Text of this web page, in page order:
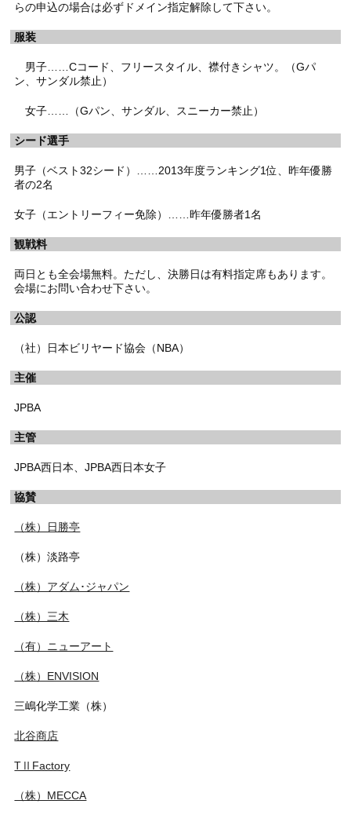
らの申込の場合は必ずドメイン指定解除して下さい。
服装
男子……Cコード、フリースタイル、襟付きシャツ。（Gパ
ン、サンダル禁止）
女子……（Gパン、サンダル、スニーカー禁止）
シード選手
男子（ベスト32シード）……2013年度ランキング1位、昨年優勝
者の2名
女子（エントリーフィー免除）……昨年優勝者1名
観戦料
両日とも全会場無料。ただし、決勝日は有料指定席もあります。
会場にお問い合わせ下さい。
公認
（社）日本ビリヤード協会（NBA）
主催
JPBA
主管
JPBA西日本、JPBA西日本女子
協賛
（株）日勝亭
（株）淡路亭
（株）アダム･ジャパン
（株）三木
（有）ニューアート
（株）ENVISION
三嶋化学工業（株）
北谷商店
TⅡFactory
（株）MECCA